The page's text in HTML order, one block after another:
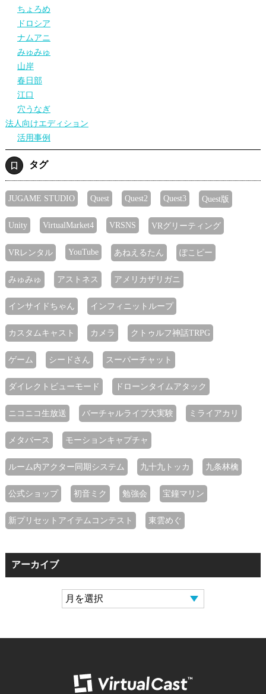
ちょろめ
ドロシア
ナムアニ
みゅみゅ
山岸
春日部
江口
穴うなぎ
法人向けエディション
活用事例
タグ
JUGAME STUDIO Quest Quest2 Quest3 Quest版
Unity VirtualMarket4 VRSNS VRグリーティング
VRレンタル YouTube あねえるたん ぽこピー
みゅみゅ アストネス アメリカザリガニ
インサイドちゃん インフィニットループ
カスタムキャスト カメラ クトゥルフ神話TRPG
ゲーム シードさん スーパーチャット
ダイレクトビューモード ドローンタイムアタック
ニコニコ生放送 バーチャルライブ大実験 ミライアカリ
メタバース モーションキャプチャ
ルーム内アクター同期システム 九十九トッカ 九条林檎
公式ショップ 初音ミク 勉強会 宝鐘マリン
新プリセットアイテムコンテスト 東雲めぐ
アーカイブ